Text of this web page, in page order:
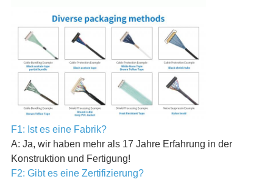
F1: Ist es eine Fabrik?
A: Ja, wir haben mehr als 17 Jahre Erfahrung in der
Konstruktion und Fertigung!
F2: Gibt es eine Zertifizierung?